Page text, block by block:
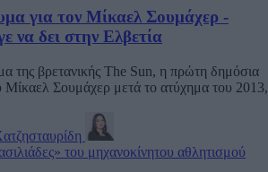
για τον Μίκαελ Σουμάχερ -
να δει στην Ελβετία
της βρετανικής The Sun, η πρώτη δημόσια
Μίκαελ Σουμάχερ μετά το ατύχημα του 2013,